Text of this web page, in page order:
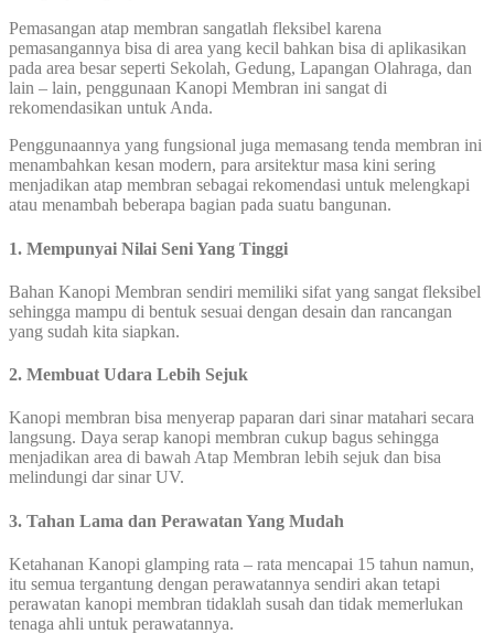
Pemasangan atap membran sangatlah fleksibel karena
pemasangannya bisa di area yang kecil bahkan bisa di aplikasikan
pada area besar seperti Sekolah, Gedung, Lapangan Olahraga, dan
lain – lain, penggunaan Kanopi Membran ini sangat di
rekomendasikan untuk Anda.
Penggunaannya yang fungsional juga memasang tenda membran ini
menambahkan kesan modern, para arsitektur masa kini sering
menjadikan atap membran sebagai rekomendasi untuk melengkapi
atau menambah beberapa bagian pada suatu bangunan.
1. Mempunyai Nilai Seni Yang Tinggi
Bahan Kanopi Membran sendiri memiliki sifat yang sangat fleksibel
sehingga mampu di bentuk sesuai dengan desain dan rancangan
yang sudah kita siapkan.
2. Membuat Udara Lebih Sejuk
Kanopi membran bisa menyerap paparan dari sinar matahari secara
langsung. Daya serap kanopi membran cukup bagus sehingga
menjadikan area di bawah Atap Membran lebih sejuk dan bisa
melindungi dar sinar UV.
3. Tahan Lama dan Perawatan Yang Mudah
Ketahanan Kanopi glamping rata – rata mencapai 15 tahun namun,
itu semua tergantung dengan perawatannya sendiri akan tetapi
perawatan kanopi membran tidaklah susah dan tidak memerlukan
tenaga ahli untuk perawatannya.